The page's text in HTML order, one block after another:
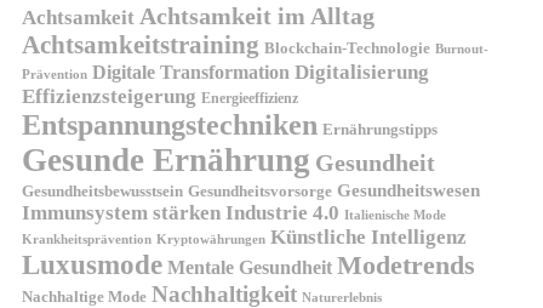
Achtsamkeit Achtsamkeit im Alltag
Achtsamkeitstraining Blockchain-Technologie Burnout-
Prävention Digitale Transformation Digitalisierung
Effizienzsteigerung Energieeffizienz
Entspannungstechniken Ernährungstipps
Gesunde Ernährung Gesundheit
Gesundheitsbewusstsein Gesundheitsvorsorge Gesundheitswesen
Immunsystem stärken Industrie 4.0 Italienische Mode
Krankheitsprävention Kryptowährungen Künstliche Intelligenz
Luxusmode Mentale Gesundheit Modetrends
Nachhaltige Mode Nachhaltigkeit Naturerlebnis